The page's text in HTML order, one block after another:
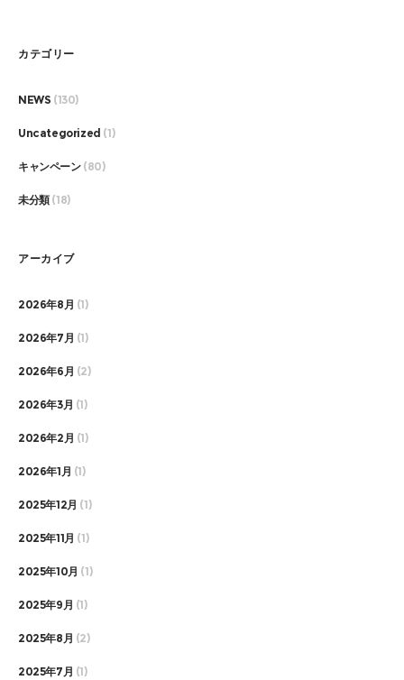
カテゴリー
NEWS (130)
Uncategorized (1)
キャンペーン(80)
未分類(18)
アーカイブ
2026年8月 (1)
2026年7月 (1)
2026年6月 (2)
2026年3月 (1)
2026年2月 (1)
2026年1月 (1)
2025年12月 (1)
2025年11月 (1)
2025年10月 (1)
2025年9月 (1)
2025年8月 (2)
2025年7月 (1)